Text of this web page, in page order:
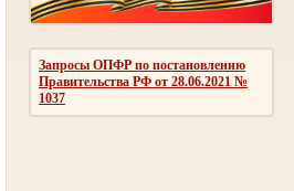
Запросы ОПФР по постановлению
Правительства РФ от 28.06.2021 №
1037